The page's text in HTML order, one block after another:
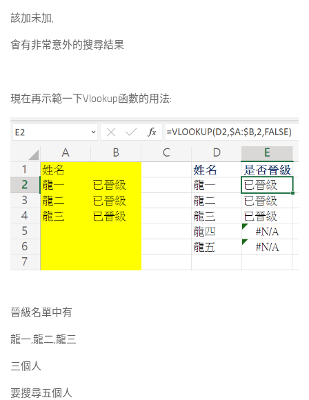
該加未加,
會有非常意外的搜尋結果
現在再示範一下Vlookup函數的用法:
晉級名單中有
龍一,龍二,龍三
三個人
要搜尋五個人